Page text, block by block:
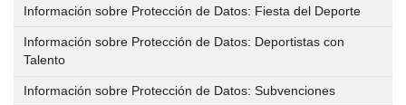
Estructura
y
Sedes
públicos
selectivos
interactivo
IMD
Solicitud
de
Información sobre Protección de Datos: Fiesta del Deporte
Información sobre Protección de Datos: Deportistas con
Talento
Información sobre Protección de Datos: Subvenciones